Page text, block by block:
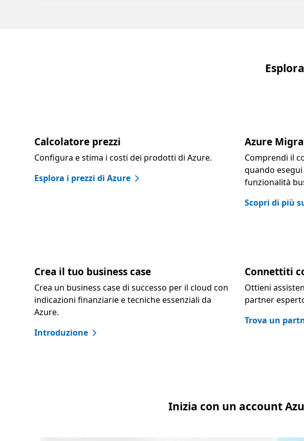
Calcolatore prezzi
Configura e stima i costi dei prodotti di Azure.
Esplora i prezzi di Azure
Azure
Comprendi il
quando
funzionalità
Scopri di più
Crea il tuo business case
Crea un business case di successo per il cloud con
indicazioni finanziarie e tecniche essenziali da
Azure.
Introduzione
Connettiti
Ottieni
partner
Trova un
Inizia con un account